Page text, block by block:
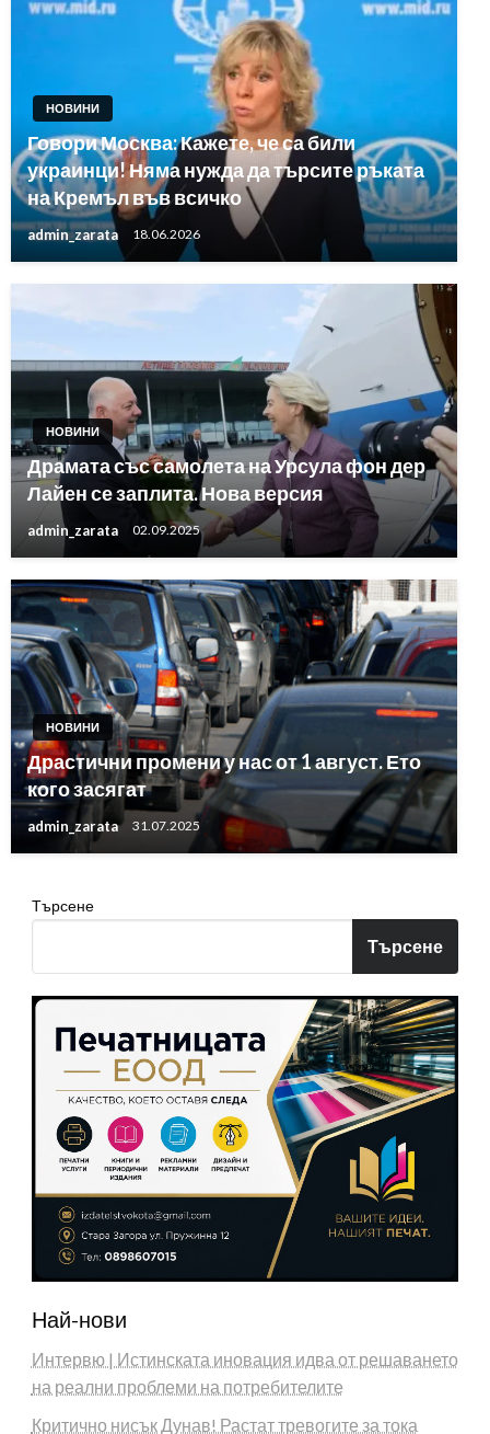
НОВИНИ
Говори Москва: Кажете, че са били
украинци! Няма нужда да търсите ръката
на Кремъл във всичко
admin_zarata 18.06.2026
НОВИНИ
Драмата със самолета на Урсула фон дер
Лайен се заплита. Нова версия
admin_zarata 02.09.2025
НОВИНИ
Драстични промени у нас от 1 август. Ето
кого засягат
admin_zarata 31.07.2025
Търсене
Търсене
Най-нови
Интервю | Истинската иновация идва от решаването
на реални проблеми на потребителите
Критично нисък Дунав! Растат тревогите за тока